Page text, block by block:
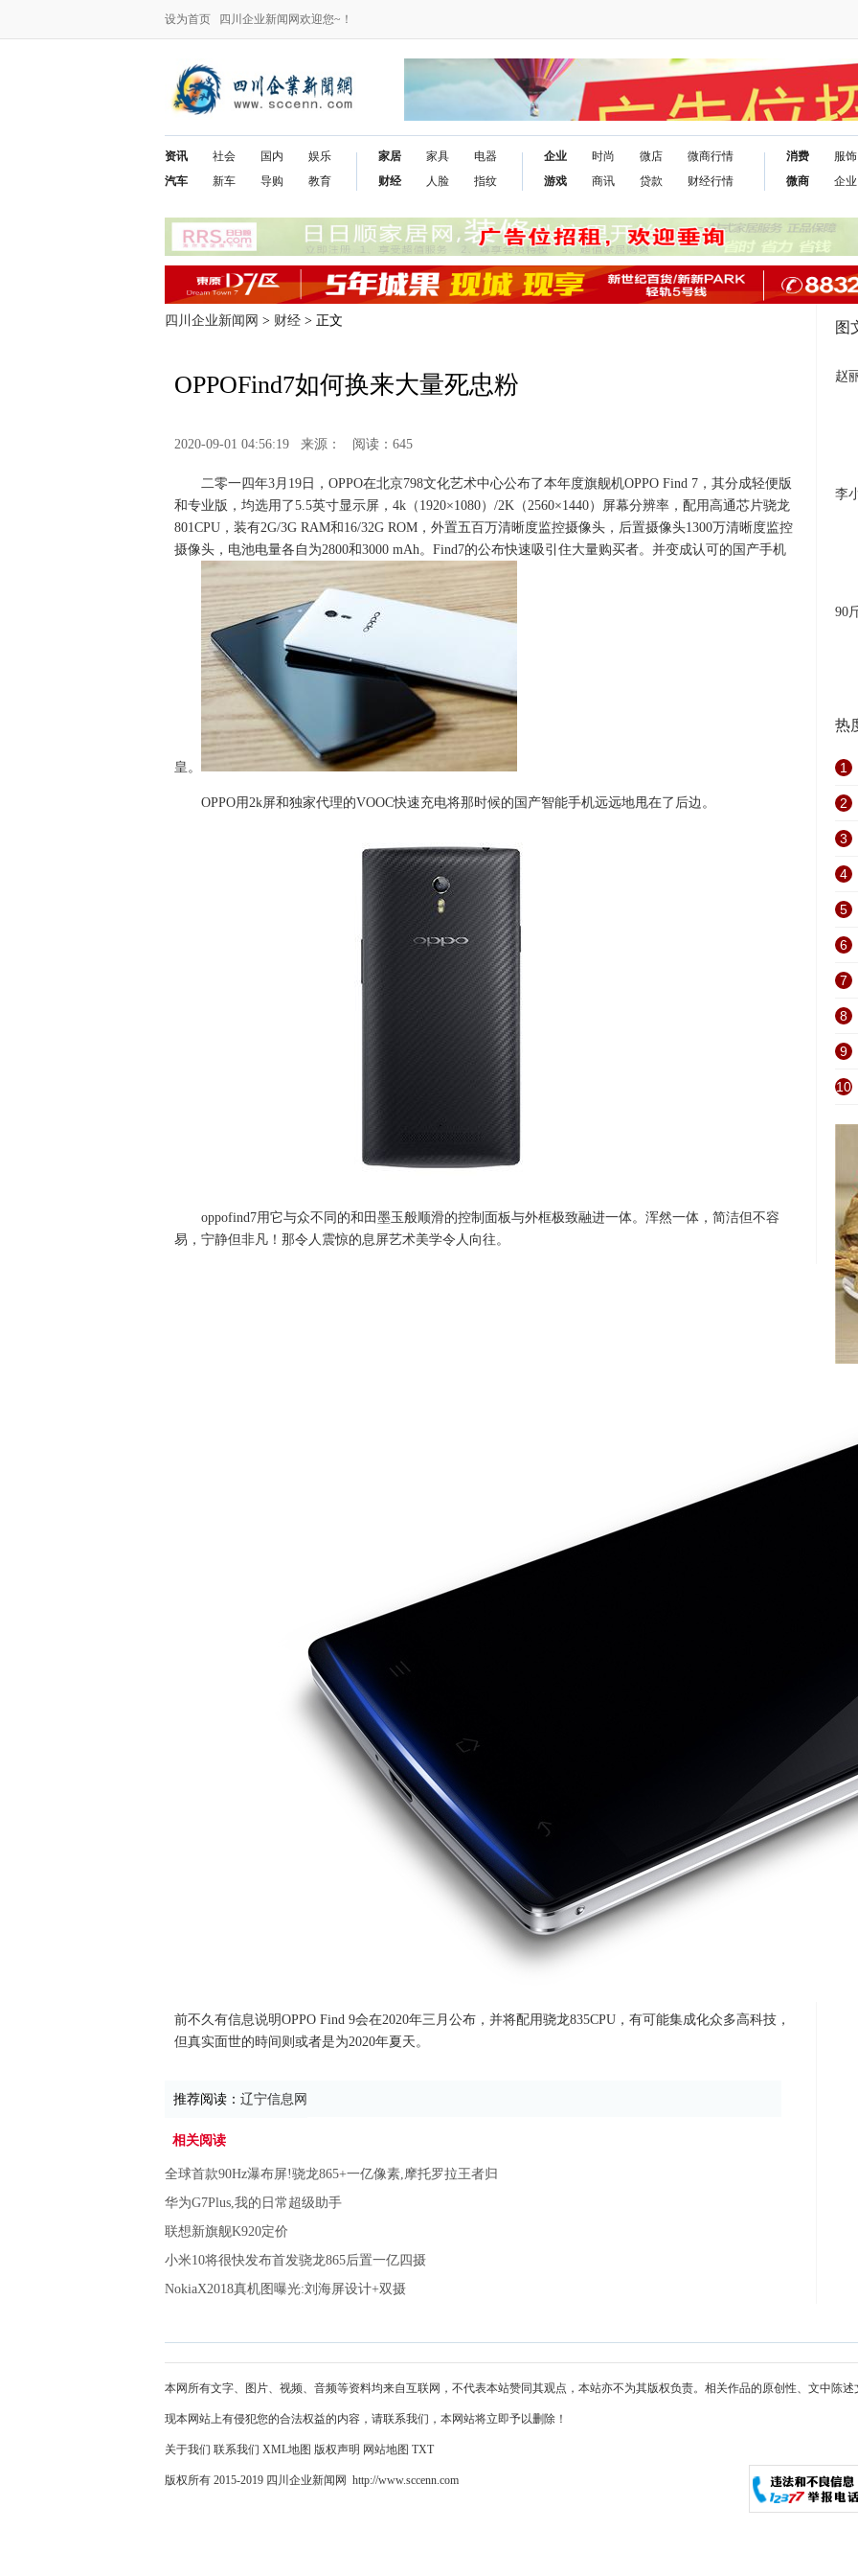
设为首页 四川企业新闻网欢迎您~！
资讯
汽车
社会
新车
国内
导购
娱乐
教育
家居
财经
家具
人脸
电器
指纹
企业
游戏
时尚
商讯
微店
贷款
微商行情
财经行情
消费
微商
服饰
企业
四川企业新闻网 > 财经 > 正文
OPPOFind7如何换来大量死忠粉
2020-09-01 04:56:19 来源： 阅读：645
二零一四年3月19日，OPPO在北京798文化艺术中心公布了本年度旗舰机OPPO Find 7，其分成轻便版
和专业版，均选用了5.5英寸显示屏，4k（1920×1080）/2K（2560×1440）屏幕分辨率，配用高通芯片骁龙
801CPU，装有2G/3G RAM和16/32G ROM，外置五百万清晰度监控摄像头，后置摄像头1300万清晰度监控
摄像头，电池电量各自为2800和3000 mAh。Find7的公布快速吸引住大量购买者。并变成认可的国产手机
皇。
OPPO用2k屏和独家代理的VOOC快速充电将那时候的国产智能手机远远地甩在了后边。
oppofind7用它与众不同的和田墨玉般顺滑的控制面板与外框极致融进一体。浑然一体，简洁但不容
易，宁静但非凡！那令人震惊的息屏艺术美学令人向往。
前不久有信息说明OPPO Find 9会在2020年三月公布，并将配用骁龙835CPU，有可能集成化众多高科技，
但真实面世的時间则或者是为2020年夏天。
推荐阅读： 辽宁信息网
相关阅读
全球首款90Hz瀑布屏!骁龙865+一亿像素,摩托罗拉王者归
华为G7Plus,我的日常超级助手
联想新旗舰K920定价
小米10将很快发布首发骁龙865后置一亿四摄
NokiaX2018真机图曝光:刘海屏设计+双摄
图
赵
李
90
热
1
2
3
4
5
6
7
8
9
10
本网所有文字、图片、视频、音频等资料均来自互联网，不代表本站赞同其观点，本站亦不为其版权负责。相关作品的原创性、文中陈
现本网站上有侵犯您的合法权益的内容，请联系我们，本网站将立即予以删除！
关于我们 联系我们 XML地图 版权声明 网站地图 TXT
版权所有 2015-2019 四川企业新闻网 http://www.sccenn.com